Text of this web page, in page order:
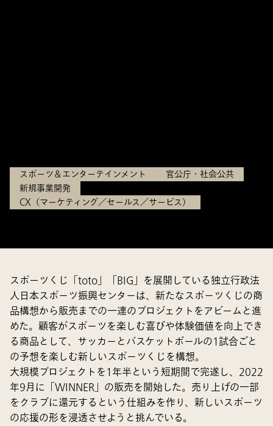
スポーツ＆エンターテインメント
官公庁・社会公共
新規事業開発
CX（マーケティング／セールス／サービス）
スポーツくじ「toto」「BIG」を展開している独立行政法
人日本スポーツ振興センターは、新たなスポーツくじの商
品構想から販売までの一連のプロジェクトをアビームと進
めた。顧客がスポーツを楽しむ喜びや体験価値を向上でき
る商品として、サッカーとバスケットボールの1試合ごと
の予想を楽しむ新しいスポーツくじを構想。
大規模プロジェクトを1年半という短期間で完遂し、2022
年9月に「WINNER」の販売を開始した。売り上げの一部
をクラブに還元するという仕組みを作り、新しいスポーツ
の応援の形を浸透させようと挑んでいる。